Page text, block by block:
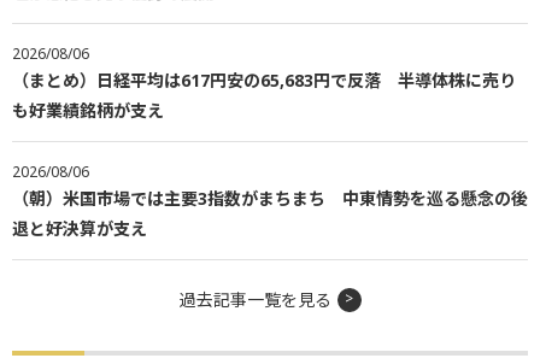
2026/08/06
（まとめ）日経平均は617円安の65,683円で反落 半導体株に売り
も好業績銘柄が支え
2026/08/06
（朝）米国市場では主要3指数がまちまち 中東情勢を巡る懸念の後
退と好決算が支え
過去記事一覧を見る